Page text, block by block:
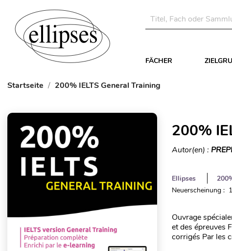
FÄCHER
Startseite 200% IELTS General Training
200%
Autor(en) :
Ellipses
Neuerscheinung :
Ouvrage
et des épreuves
corrigés Par les